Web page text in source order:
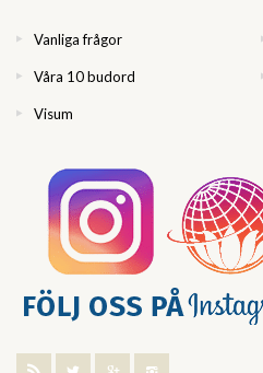
Vanliga frågor
Våra 10 budord
Visum